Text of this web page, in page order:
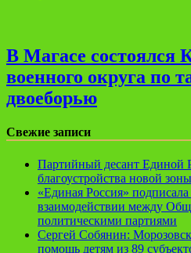
В Магасе состоялся
военного округа по
двоеборью
Свежие записи
Партийный десант Единой
благоустройства новой
«Единая Россия»
взаимодействии между
политическими партиями
Сергей Собянин:
помощь детям из 89